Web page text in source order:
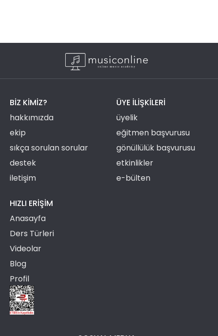
BIZ KIMIZ?
hakkımızda
ekip
sıkça sorulan sorular
destek
iletişim
ÜYE ILIŞKILERI
üyelik
eğitmen başvurusu
gönüllülük başvurusu
etkinlikler
e-bülten
HIZLI ERIŞIM
Anasayfa
Ders Türleri
Videolar
Blog
Profil